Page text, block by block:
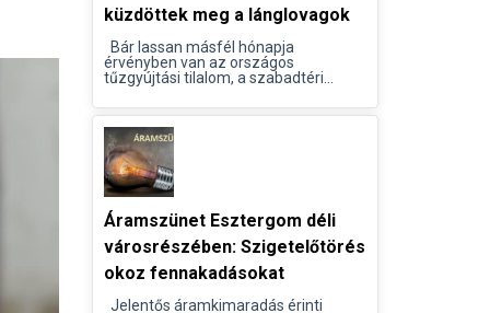
küzdöttek meg a lánglovagok
Bár lassan másfél hónapja
érvényben van az országos
tűzgyújtási tilalom, a szabadtéri...
Áramszünet Esztergom déli
városrészében: Szigetelőtörés
okoz fennakadásokat
Jelentős áramkimaradás érinti